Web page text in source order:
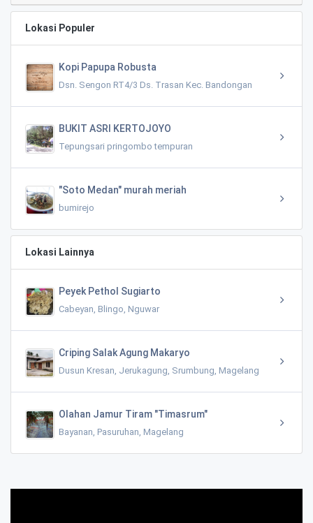
Lokasi Populer
Kopi Papupa Robusta
Dsn. Sengon RT4/3 Ds. Trasan Kec. Bandongan
BUKIT ASRI KERTOJOYO
Tepungsari pringombo tempuran
"Soto Medan" murah meriah
bumirejo
Lokasi Lainnya
Peyek Pethol Sugiarto
Cabeyan, Blingo, Nguwar
Criping Salak Agung Makaryo
Dusun Kresan, Jerukagung, Srumbung, Magelang
Olahan Jamur Tiram "Timasrum"
Bayanan, Pasuruhan, Magelang